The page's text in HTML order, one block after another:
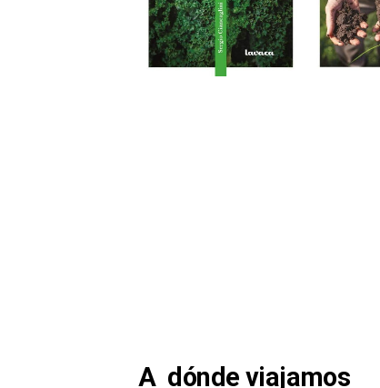
A dónde viajamos